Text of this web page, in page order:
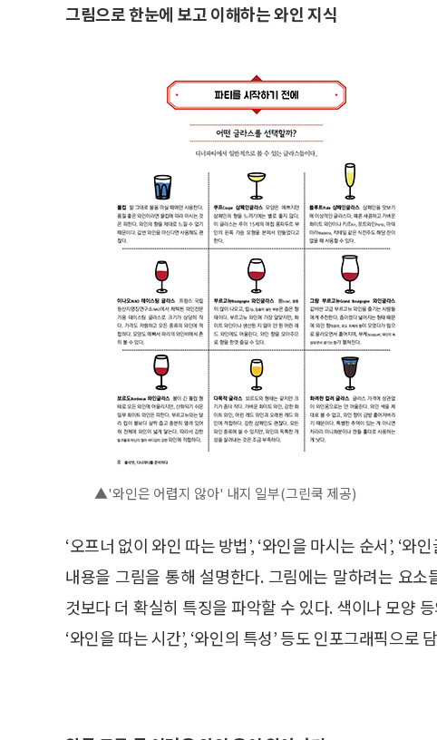
그림으로 한눈에 보고 이해하는 와인 지식
▲'와인은 어렵지 않아' 내지 일부(그린쿡 제공)
‘오프너 없이 와인 따는 방법’, ‘와인을 마시는 순서’, ‘
내용을 그림을 통해 설명한다. 그림에는 말하려는 요
것보다 더 확실히 특징을 파악할 수 있다. 색이나 모양
‘와인을 따는 시간’, ‘와인의 특성’ 등도 인포그래픽으